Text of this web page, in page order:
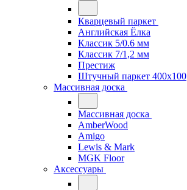
Кварцевый паркет
Английская Ёлка
Классик 5/0.6 мм
Классик 7/1,2 мм
Престиж
Штучный паркет 400x100
Массивная доска
Массивная доска
AmberWood
Amigo
Lewis & Mark
MGK Floor
Аксессуары